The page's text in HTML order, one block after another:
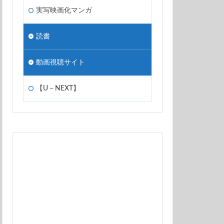
実写映画化マンガ
読書
動画視聴サイト
【U－NEXT】